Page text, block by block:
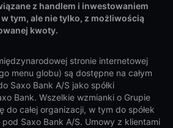
z handlem i inwestowaniem
tym, ale nie tylko, z możliwością
kwoty.
stronie internetowej
menu globu) są dostępne na całym
Saxo Bank A/S jako spółki
Bank. Wszelkie wzmianki o Grupie
do całej organizacji, w tym do spółek
Saxo Bank A/S. Umowy z klientami